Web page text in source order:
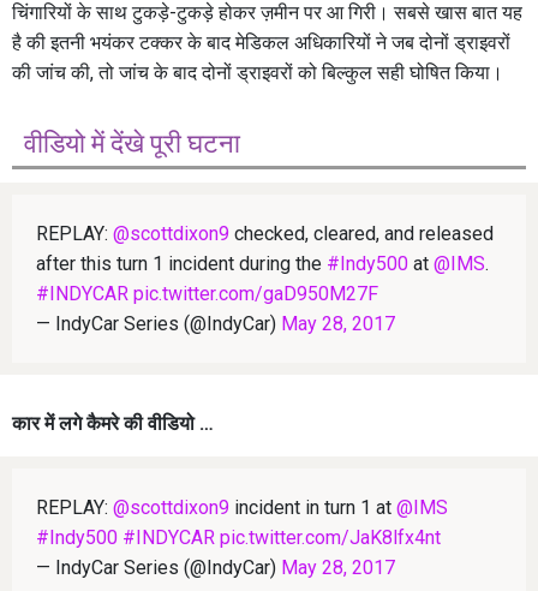
चिंगारियों के साथ टुकड़े-टुकड़े होकर ज़मीन पर आ गिरी। सबसे खास बात यह
है की इतनी भयंकर टक्कर के बाद मेडिकल अधिकारियों ने जब दोनों ड्राइवरों
की जांच की, तो जांच के बाद दोनों ड्राइवरों को बिल्कुल सही घोषित किया।
वीडियो में देंखे पूरी घटना
REPLAY: @scottdixon9 checked, cleared, and released
after this turn 1 incident during the #Indy500 at @IMS.
#INDYCAR pic.twitter.com/gaD950M27F
— IndyCar Series (@IndyCar) May 28, 2017
कार में लगे कैमरे की वीडियो …
REPLAY: @scottdixon9 incident in turn 1 at @IMS
#Indy500 #INDYCAR pic.twitter.com/JaK8lfx4nt
— IndyCar Series (@IndyCar) May 28, 2017